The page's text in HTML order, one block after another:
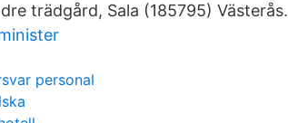
trädgård, Sala (185795) Västerås.
personal